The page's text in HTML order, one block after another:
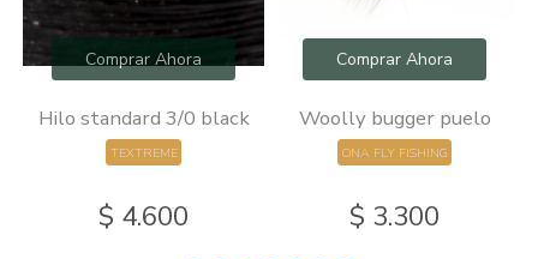
Comprar Ahora
Hilo standard 3/0 black
TEXTREME
$ 4.600
Comprar Ahora
Woolly bugger puelo
ONA FLY FISHING
$ 3.300